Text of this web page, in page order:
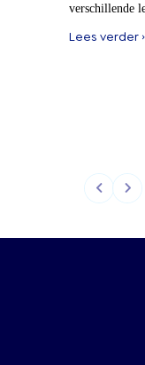
verschillende
Lees verder ›